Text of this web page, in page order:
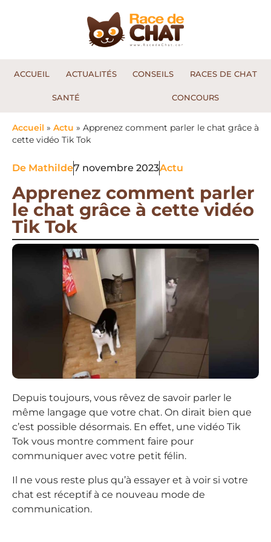
ACCUEIL ACTUALITÉS CONSEILS RACES DE CHAT
SANTÉ CONCOURS
Accueil » Actu » Apprenez comment parler le chat grâce à
cette vidéo Tik Tok
De Mathilde7 novembre 2023Actu
Apprenez comment parler
le chat grâce à cette vidéo
Tik Tok
Depuis toujours, vous rêvez de savoir parler le
même langage que votre chat. On dirait bien que
c’est possible désormais. En effet, une vidéo Tik
Tok vous montre comment faire pour
communiquer avec votre petit félin.
Il ne vous reste plus qu’à essayer et à voir si votre
chat est réceptif à ce nouveau mode de
communication.